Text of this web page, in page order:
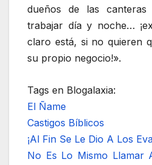
dueños de las
trabajar día y noche…
claro está, si no quieren
su propio negocio!».
Tags en Blogalaxia:
El Ñame
Castigos Bíblicos
¡Al Fin Se Le Dio A Los
No Es Lo Mismo Llamar